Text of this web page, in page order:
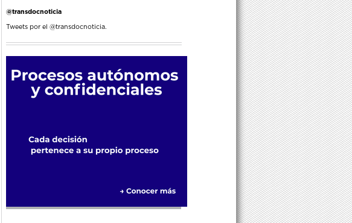
@transdocnoticia
Tweets por el @transdocnoticia.